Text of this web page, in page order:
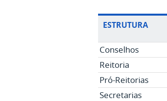
ESTRUTURA
Conselhos
Reitoria
Pró-Reitorias
Secretarias